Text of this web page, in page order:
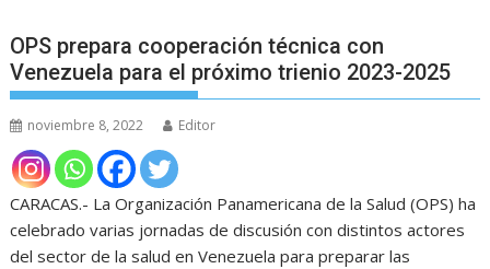
OPS prepara cooperación técnica con
Venezuela para el próximo trienio 2023-2025
noviembre 8, 2022 Editor
CARACAS.- La Organización Panamericana de la Salud (OPS) ha
celebrado varias jornadas de discusión con distintos actores
del sector de la salud en Venezuela para preparar las